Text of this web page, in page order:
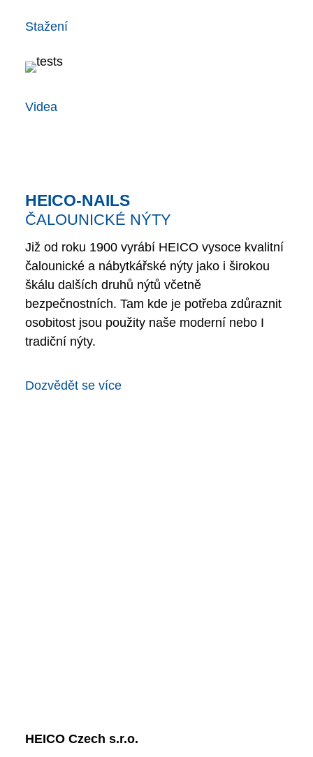
Stažení
Videa
HEICO-NAILS
ČALOUNICKÉ NÝTY
Již od roku 1900 vyrábí HEICO vysoce kvalitní
čalounické a nábytkářské nýty jako i širokou
škálu dalších druhů nýtů včetně
bezpečnostních. Tam kde je potřeba zdůraznit
osobitost jsou použity naše moderní nebo I
tradiční nýty.
Dozvědět se více
HEICO Czech s.r.o.